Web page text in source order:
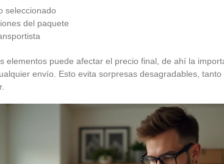
seleccionado
del paquete
elementos puede afectar el precio final, de ahí la
envío. Esto evita sorpresas desagradables,